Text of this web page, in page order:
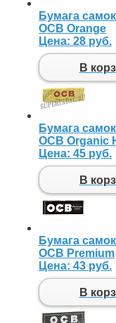
Бумага
OCB Orange
Цена: 28 руб.
В
Бумага
OCB Organic
Цена: 45 руб.
В
Бумага
OCB Premium
Цена: 43 руб.
В